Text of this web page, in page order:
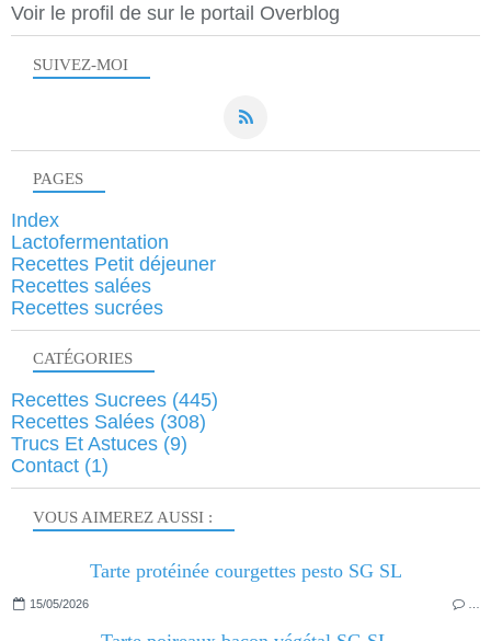
SUIVEZ-MOI
Voir le profil de sur le portail Overblog
VOUS AIMEREZ AUSSI :
Tarte protéinée courgettes pesto SG SL
15/05/2026
PAGES
Index
Lactofermentation
Recettes Petit déjeuner
Recettes salées
Recettes sucrées
CATÉGORIES
Recettes Sucrees (445)
Recettes Salées (308)
Trucs Et Astuces (9)
Contact (1)